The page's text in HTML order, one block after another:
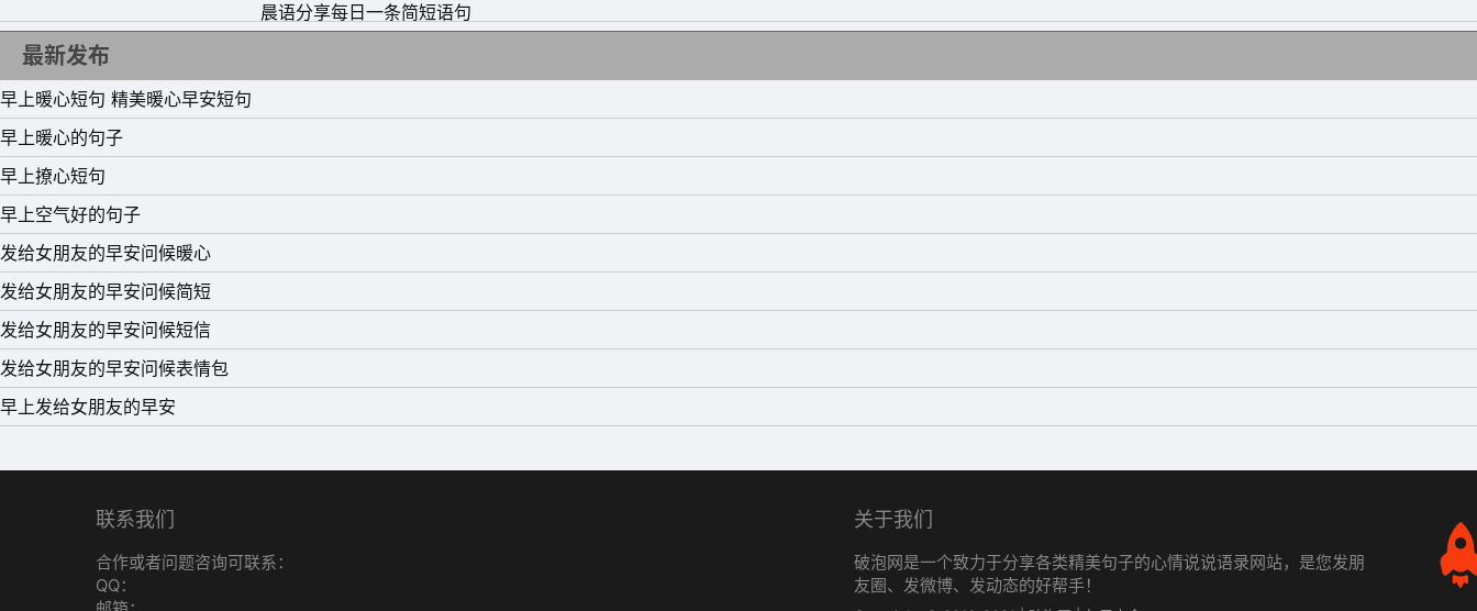
晨语分享每日一条简短语句
最新发布
早上暖心短句 精美暖心早安短句
早上暖心的句子
早上撩心短句
早上空气好的句子
发给女朋友的早安问候暖心
发给女朋友的早安问候简短
发给女朋友的早安问候短信
发给女朋友的早安问候表情包
早上发给女朋友的早安
联系我们
合作或者问题咨询可联系：
QQ：
关于我们
破泡网是一个致力于分享各类精美句子的心情说说语录网站，是您发朋
友圈、发微博、发动态的好帮手！